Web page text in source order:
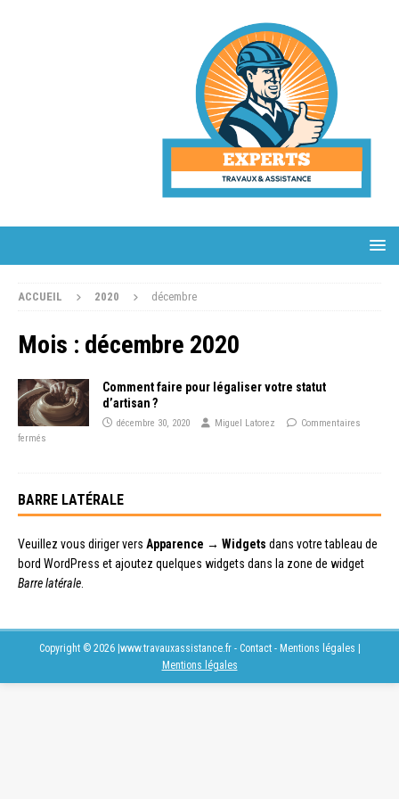
ACCUEIL 2020 décembre
Mois : décembre 2020
Comment faire pour légaliser votre statut
d’artisan ?
décembre 30, 2020 Miguel Latorez
Commentaires
fermés
BARRE LATÉRALE
Veuillez vous diriger vers Apparence → Widgets dans votre tableau de
bord WordPress et ajoutez quelques widgets dans la zone de widget
Barre latérale
Copyright © 2026 |www.travauxassistance.fr - Contact - Mentions légales |
Mentions légales